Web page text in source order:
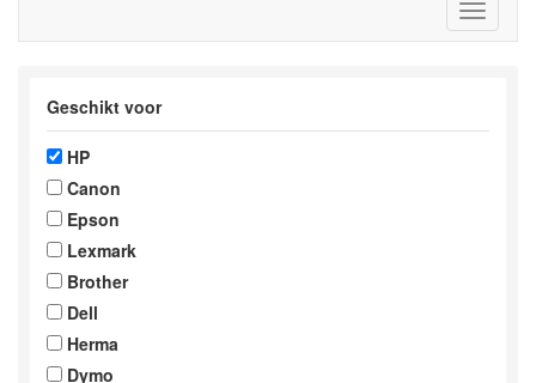
menu
Geschikt voor
HP
Canon
Epson
Lexmark
Brother
Dell
Herma
Dymo